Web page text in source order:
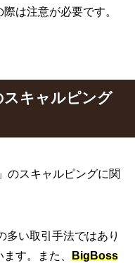
は注意が必要です。
キャルピング
のスキャルピングに関
多い取引手法ではあり
す。また、 BigBoss